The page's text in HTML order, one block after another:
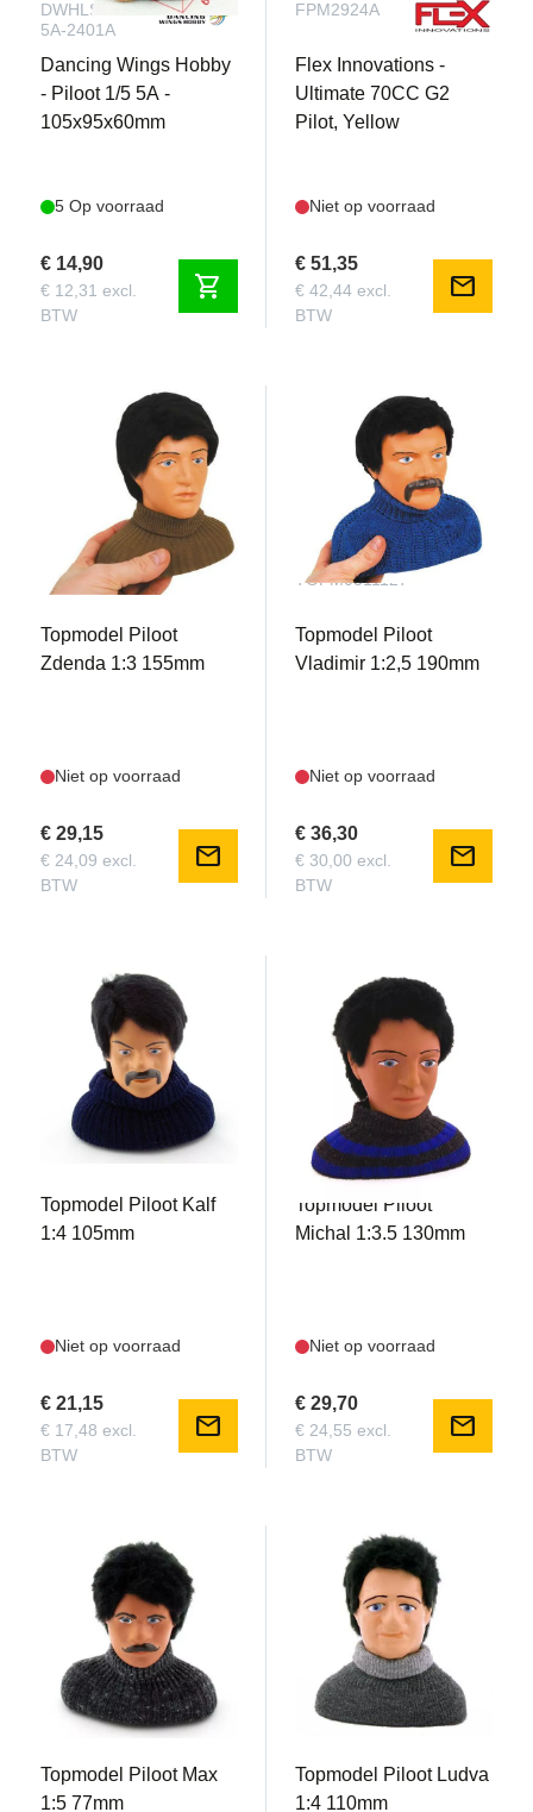
DWHLS-
5A-2401A
Dancing Wings Hobby
- Piloot 1/5 5A -
105x95x60mm
5 Op voorraad
€ 14,90
€ 12,31 excl.
BTW
shopping_cart
FPM2924A
Flex Innovations -
Ultimate 70CC G2
Pilot, Yellow
Niet op voorraad
€ 51,35
€ 42,44 excl.
BTW
mail
TOPM0311130
Topmodel Piloot
Zdenda 1:3 155mm
Niet op voorraad
€ 29,15
€ 24,09 excl.
BTW
mail
TOPM0311127
Topmodel Piloot
Vladimir 1:2,5 190mm
Niet op voorraad
€ 36,30
€ 30,00 excl.
BTW
mail
TOPM0311131
Topmodel Piloot Kalf
1:4 105mm
Niet op voorraad
€ 21,15
€ 17,48 excl.
BTW
mail
TOPM0311134
Topmodel Piloot
Michal 1:3.5 130mm
Niet op voorraad
€ 29,70
€ 24,55 excl.
BTW
mail
TOPM0311133
Topmodel Piloot Max
1:5 77mm
TOPM0311132
Topmodel Piloot Ludva
1:4 110mm